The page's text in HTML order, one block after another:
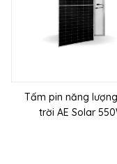
Tấm pin năng
trời AE Solar